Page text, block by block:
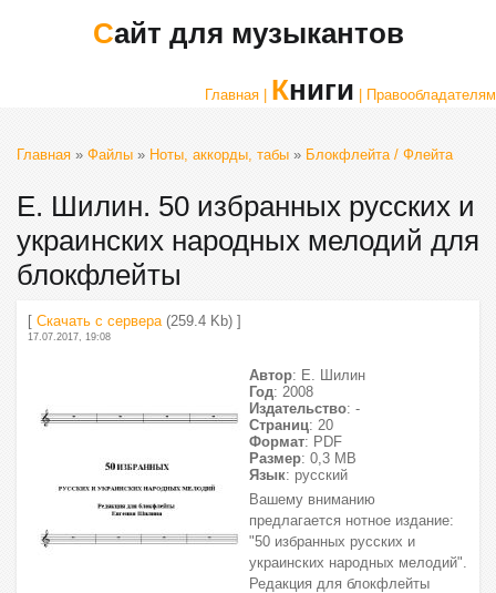
Сайт для музыкантов
Главная | Книги | Правообладателям
Главная » Файлы » Ноты, аккорды, табы » Блокфлейта / Флейта
Е. Шилин. 50 избранных русских и
украинских народных мелодий для
блокфлейты
[ Скачать с сервера(259.4 Kb) ]
17.07.2017, 19:08
Автор: Е. Шилин
Год: 2008
Издательство: -
Страниц: 20
Формат: PDF
Размер: 0,3 МВ
Язык: русский
Вашему вниманию
предлагается нотное издание:
"50 избранных русских и
украинских народных мелодий".
Редакция для блокфлейты